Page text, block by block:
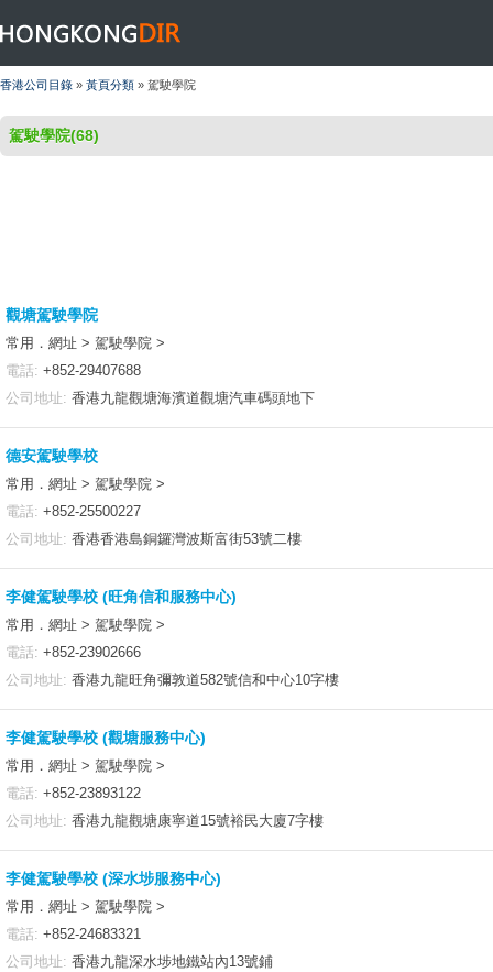
HONGKONGDIR
香港公司目錄 » 黃頁分類 » 駕駛學院
駕駛學院(68)
觀塘駕駛學院
常用．網址 > 駕駛學院 >
電話: +852-29407688
公司地址: 香港九龍觀塘海濱道觀塘汽車碼頭地下
德安駕駛學校
常用．網址 > 駕駛學院 >
電話: +852-25500227
公司地址: 香港香港島銅鑼灣波斯富街53號二樓
李健駕駛學校 (旺角信和服務中心)
常用．網址 > 駕駛學院 >
電話: +852-23902666
公司地址: 香港九龍旺角彌敦道582號信和中心10字樓
李健駕駛學校 (觀塘服務中心)
常用．網址 > 駕駛學院 >
電話: +852-23893122
公司地址: 香港九龍觀塘康寧道15號裕民大廈7字樓
李健駕駛學校 (深水埗服務中心)
常用．網址 > 駕駛學院 >
電話: +852-24683321
公司地址: 香港九龍深水埗地鐵站內13號鋪